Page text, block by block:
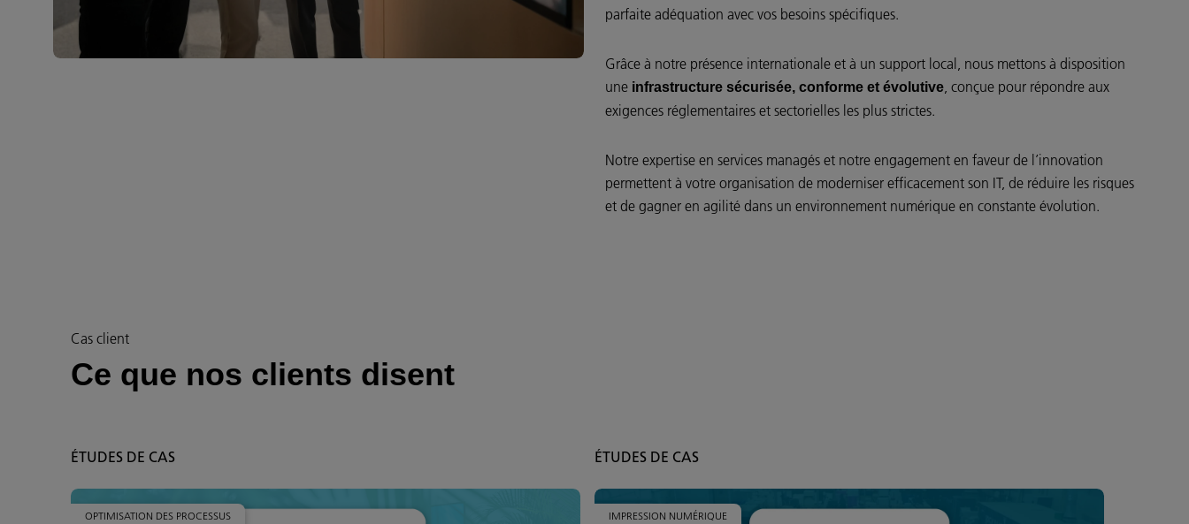
parfaite adéquation avec vos besoins spécifiques.
Grâce à notre présence internationale et à un support local, nous mettons à disposition
une infrastructure sécurisée, conforme et évolutive, conçue pour répondre aux
exigences réglementaires et sectorielles les plus strictes.
Notre expertise en services managés et notre engagement en faveur de l’innovation
permettent à votre organisation de moderniser efficacement son IT, de réduire les risques
et de gagner en agilité dans un environnement numérique en constante évolution.
Cas client
Ce que nos clients disent
ÉTUDES DE CAS
OPTIMISATION DES PROCESSUS
ÉTUDES DE CAS
IMPRESSION NUMÉRIQUE